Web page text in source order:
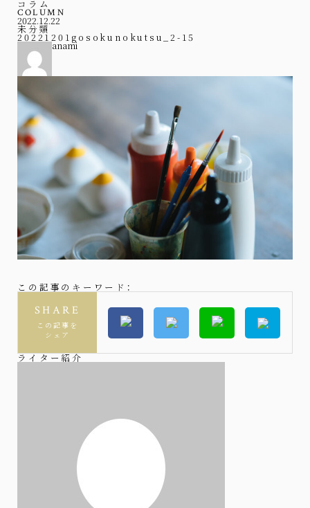
コラム
COLUMN
2022.12.22
未分類
20221201gosokunokutsu_2-15
anami
この記事のキーワード：
SHARE
この記事を
シェア
ライター紹介